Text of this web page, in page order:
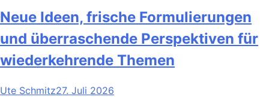
Neue Ideen, frische Formulierungen
und überraschende Perspektiven für
wiederkehrende Themen
Ute Schmitz27. Juli 2026